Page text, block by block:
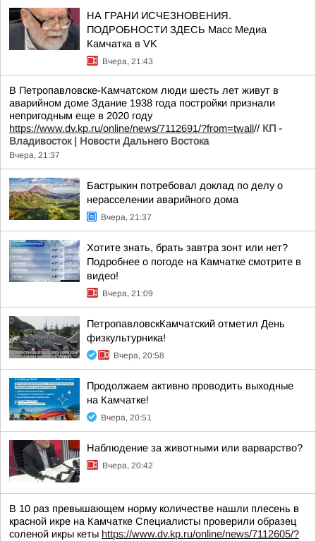
НА ГРАНИ ИСЧЕЗНОВЕНИЯ.
ПОДРОБНОСТИ ЗДЕСЬ Масс Медиа
Камчатка в VK
Вчера, 21:43
В Петропавловске-Камчатском люди шесть лет живут в
аварийном доме Здание 1938 года постройки признали
непригодным еще в 2020 году
https://www.dv.kp.ru/online/news/7112691/?from=twall// КП -
Владивосток | Новости Дальнего Востока
Вчера, 21:37
Бастрыкин потребовал доклад по делу о
нерасселении аварийного дома
Вчера, 21:37
Хотите знать, брать завтра зонт или нет?
Подробнее о погоде на Камчатке смотрите в
видео!
Вчера, 21:09
ПетропавловскКамчатский отметил День
физкультурника!
Вчера, 20:58
Продолжаем активно проводить выходные
на Камчатке!
Вчера, 20:51
Наблюдение за животными или варварство?
Вчера, 20:42
В 10 раз превышающем норму количестве нашли плесень в
красной икре на Камчатке Специалисты проверили образец
соленой икры кеты https://www.dv.kp.ru/online/news/7112605/?